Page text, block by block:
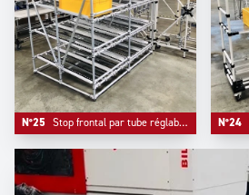
N°25 Stop frontal par tube réglable en hauteur. N°24